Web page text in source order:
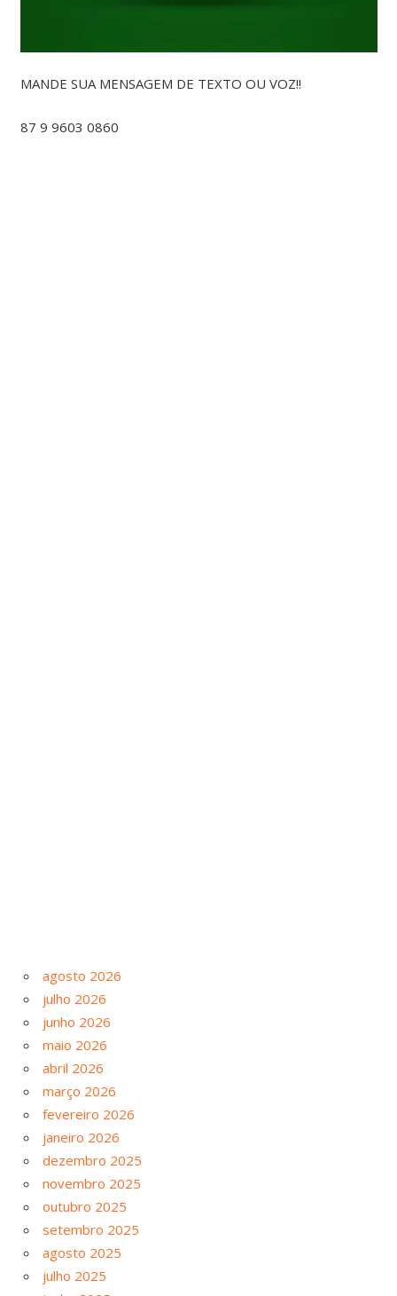
MANDE SUA MENSAGEM DE TEXTO OU VOZ!!
87 9 9603 0860
agosto 2026
julho 2026
junho 2026
maio 2026
abril 2026
março 2026
fevereiro 2026
janeiro 2026
dezembro 2025
novembro 2025
outubro 2025
setembro 2025
agosto 2025
julho 2025